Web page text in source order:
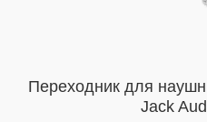
Переходник для
Jack